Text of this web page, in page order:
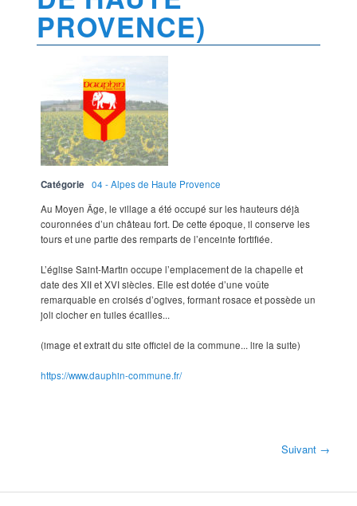
PROVENCE)
Catégorie
04 - Alpes de Haute Provence
Au Moyen Âge, le village a été occupé sur les hauteurs déjà
couronnées d’un château fort. De cette époque, il conserve les
tours et une partie des remparts de l’enceinte fortifiée.
L’église Saint-Martin occupe l’emplacement de la chapelle et
date des XII et XVI siècles. Elle est dotée d’une voûte
remarquable en croisés d’ogives, formant rosace et possède un
joli clocher en tuiles écailles...
(image et extrait du site officiel de la commune... lire la suite)
https://www.dauphin-commune.fr/
Suivant →